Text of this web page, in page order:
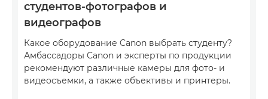
студентов-фотографов и
видеографов
Какое оборудование Canon выбрать студенту?
Амбассадоры Canon и эксперты по продукции
рекомендуют различные камеры для фото- и
видеосъемки, а также объективы и принтеры.